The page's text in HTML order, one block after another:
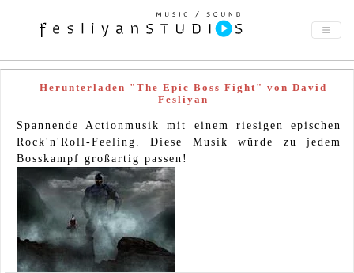
Herunterladen "The Epic Boss Fight" von David
Fesliyan
Spannende Actionmusik mit einem riesigen epischen
Rock'n'Roll-Feeling. Diese Musik würde zu jedem
Bosskampf großartig passen!